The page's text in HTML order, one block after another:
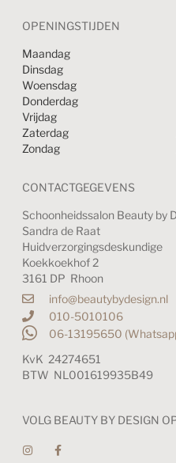
OPENINGSTIJDEN
Maandag
Dinsdag
Woensdag
Donderdag
Vrijdag
Zaterdag
Zondag
CONTACTGEGEVENS
Schoonheidssalon Beauty by
Sandra de Raat
Huidverzorgingsdeskundige
Koekkoekhof 2
3161 DP Rhoon
info@beautybydesign.nl
010-5010106
06-13195650
KvK 24274651
BTW NL001619935B49
VOLG BEAUTY BY DESIGN